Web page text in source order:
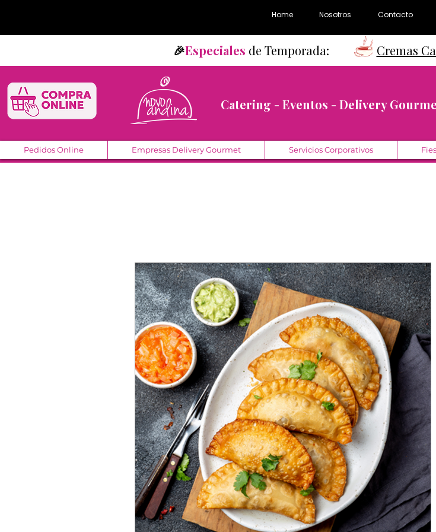
Home Nosotros Contacto
🎉Especiales de Temporada: Cremas
Catering - Eventos - Delivery
Pedidos Online Empresas Delivery Gourmet Servicios Corporativos